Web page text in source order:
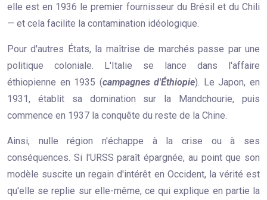
elle est en 1936 le premier fournisseur du Brésil et du Chili
— et cela facilite la contamination idéologique.
Pour d'autres États, la maîtrise de marchés passe par une
politique coloniale. L'Italie se lance dans l'affaire
éthiopienne en 1935 (campagnes d'Éthiopie). Le Japon, en
1931, établit sa domination sur la Mandchourie, puis
commence en 1937 la conquête du reste de la Chine.
Ainsi, nulle région n'échappe à la crise ou à ses
conséquences. Si l'URSS paraît épargnée, au point que son
modèle suscite un regain d'intérêt en Occident, la vérité est
qu'elle se replie sur elle-même, ce qui explique en partie la